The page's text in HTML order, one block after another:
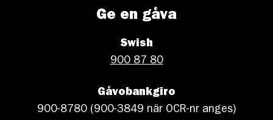
Ge en gåva
Swish
900 87 80
Gåvobankgiro
900-8780 (900-3849 när OCR-nr anges)